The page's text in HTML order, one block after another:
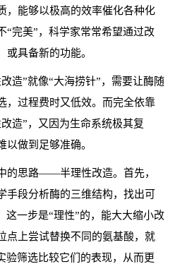
，能够以极高的效率催化各种化
“完美”，科学家常常希望通过改
具备新的功能。
造”就像“大海捞针”，需要让酶随
，过程费时又低效。而完全依靠
造”，又因为生命系统极其复
以做到足够准确。
的思路——半理性改造。首先，
手段分析酶的三维结构，找出可
这一步是“理性”的，能大大缩小改
点上尝试替换不同的氨基酸，就
验筛选比较它们的表现，从而更